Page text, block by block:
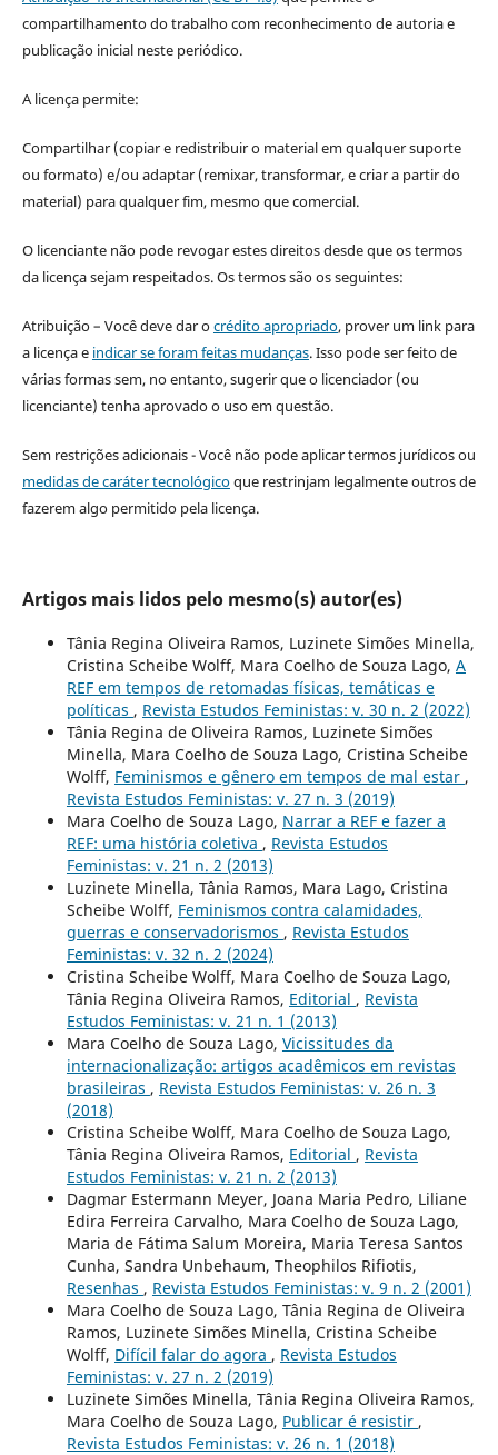
compartilhamento do trabalho com reconhecimento de autoria e
publicação inicial neste periódico.
A licença permite:
Compartilhar (copiar e redistribuir o material em qualquer suporte
ou formato) e/ou adaptar (remixar, transformar, e criar a partir do
material) para qualquer fim, mesmo que comercial.
O licenciante não pode revogar estes direitos desde que os termos
da licença sejam respeitados. Os termos são os seguintes:
Atribuição – Você deve dar ocrédito apropriado, prover um link para
a licença e indicar se foram feitas mudanças. Isso pode ser feito de
várias formas sem, no entanto, sugerir que o licenciador (ou
licenciante) tenha aprovado o uso em questão.
Sem restrições adicionais - Você não pode aplicar termos jurídicos ou
medidas de caráter tecnológicoque restrinjam legalmente outros de
fazerem algo permitido pela licença.
Artigos mais lidos pelo mesmo(s) autor(es)
Tânia Regina Oliveira Ramos, Luzinete Simões Minella,
Cristina Scheibe Wolff, Mara Coelho de Souza Lago, A
REF em tempos de retomadas físicas, temáticas e
políticas , Revista Estudos Feministas: v. 30 n. 2 (2022)
Tânia Regina de Oliveira Ramos, Luzinete Simões
Minella, Mara Coelho de Souza Lago, Cristina Scheibe
Wolff, Feminismos e gênero em tempos de mal estar ,
Revista Estudos Feministas: v. 27 n. 3 (2019)
Mara Coelho de Souza Lago, Narrar a REF e fazer a
REF: uma história coletiva , Revista Estudos
Feministas: v. 21 n. 2 (2013)
Luzinete Minella, Tânia Ramos, Mara Lago, Cristina
Scheibe Wolff, Feminismos contra calamidades,
guerras e conservadorismos , Revista Estudos
Feministas: v. 32 n. 2 (2024)
Cristina Scheibe Wolff, Mara Coelho de Souza Lago,
Tânia Regina Oliveira Ramos, Editorial , Revista
Estudos Feministas: v. 21 n. 1 (2013)
Mara Coelho de Souza Lago, Vicissitudes da
internacionalização: artigos acadêmicos em revistas
brasileiras , Revista Estudos Feministas: v. 26 n. 3
(2018)
Cristina Scheibe Wolff, Mara Coelho de Souza Lago,
Tânia Regina Oliveira Ramos, Editorial , Revista
Estudos Feministas: v. 21 n. 2 (2013)
Dagmar Estermann Meyer, Joana Maria Pedro, Liliane
Edira Ferreira Carvalho, Mara Coelho de Souza Lago,
Maria de Fátima Salum Moreira, Maria Teresa Santos
Cunha, Sandra Unbehaum, Theophilos Rifiotis,
Resenhas , Revista Estudos Feministas: v. 9 n. 2 (2001)
Mara Coelho de Souza Lago, Tânia Regina de Oliveira
Ramos, Luzinete Simões Minella, Cristina Scheibe
Wolff, Difícil falar do agora , Revista Estudos
Feministas: v. 27 n. 2 (2019)
Luzinete Simões Minella, Tânia Regina Oliveira Ramos,
Mara Coelho de Souza Lago, Publicar é resistir ,
Revista Estudos Feministas: v. 26 n. 1 (2018)